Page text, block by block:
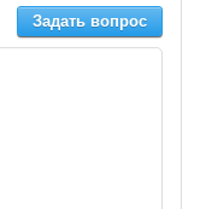
Задать вопрос